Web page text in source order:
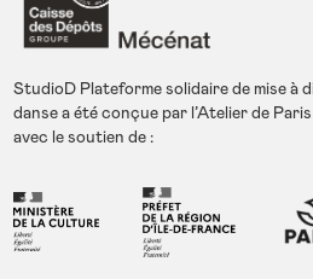
fique / CDCN, Grenoble Théâtre de
DCN, Roubaix Le Quatrain, Haute-
StudioD Plateforme solidaire de mise à
danse a été conçue par l’Atelier de
avec le soutien de :